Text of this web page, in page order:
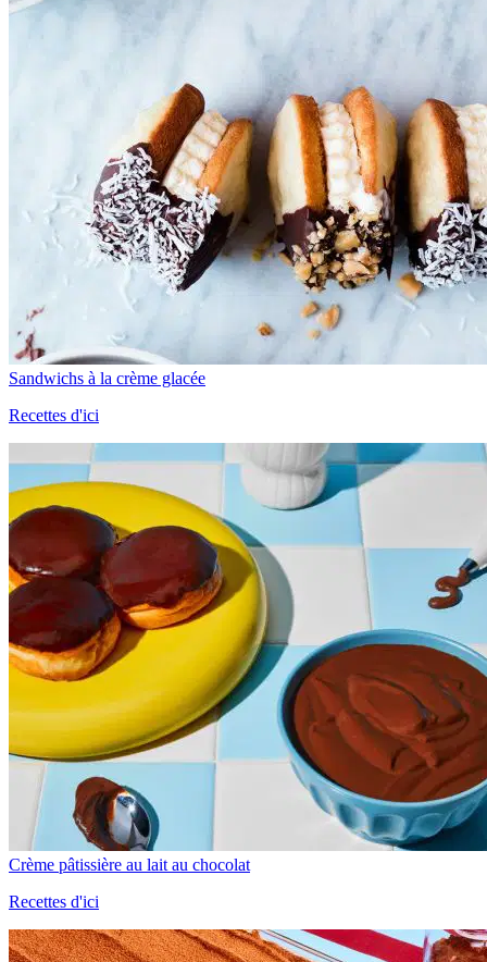
Sandwichs à la crème glacée
Recettes d'ici
Crème pâtissière au lait au chocolat
Recettes d'ici